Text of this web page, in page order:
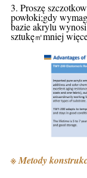
3. Proszę
powłoki;gdy
bazie akrylu
sztukę㎡mniej
※ Metody